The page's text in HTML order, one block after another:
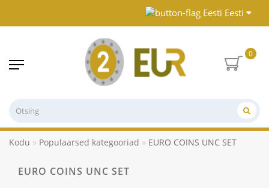
Eesti
0
Kodu Populaarsed kategooriad EURO COINS UNC SET
EURO COINS UNC SET